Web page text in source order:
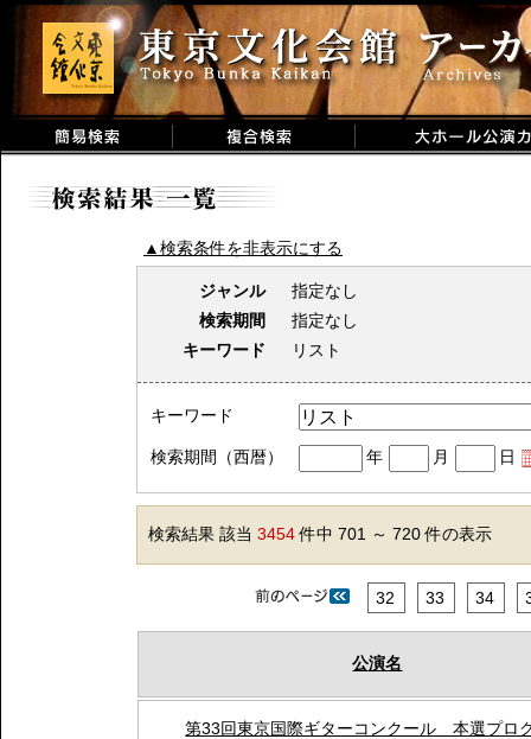
▲検索条件を非表示にする
ジャンル
指定なし
検索期間
指定なし
キーワード
リスト
キーワード
検索期間（西暦） 年 月 日
検索結果 該当3454件中 701 ～ 720 件の表示
32 33 34
公演名
第33回東京国際ギターコンクール 本選プロ